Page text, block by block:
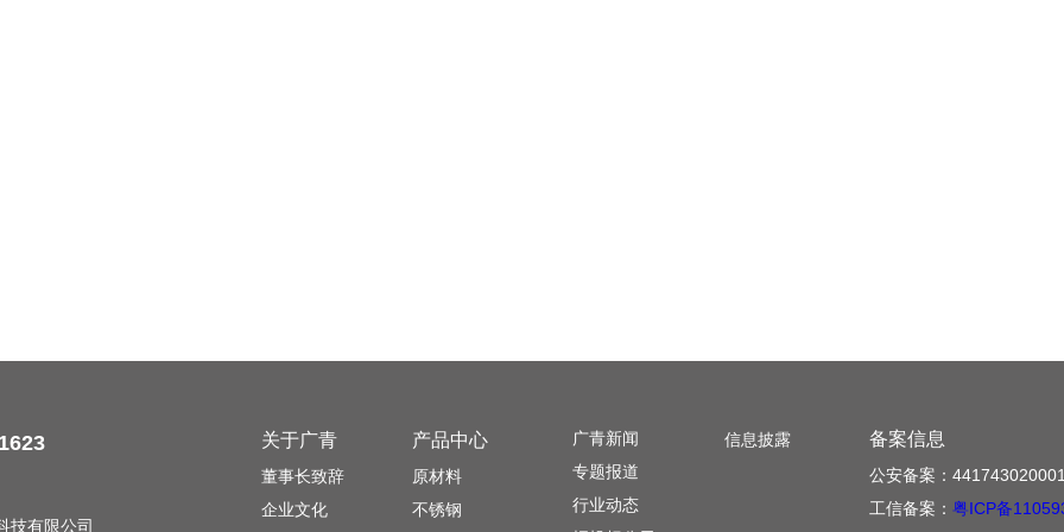
备案信息
公安备案：
工信备案： 粤ICP备
关于广青
董事长致辞
企业文化
信息披露
广青新闻
专题报道
行业动态
产品中心
原材料
不锈钢
技有限公司